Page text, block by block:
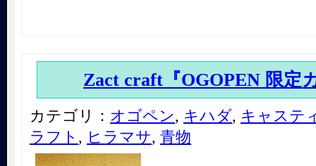
Zact craft『OGOPEN 限定
カテゴリ： オゴペン, キハダ, キャステ
ラフト , ヒラマサ, 青物